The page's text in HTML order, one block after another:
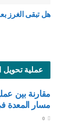
هل تبقى الغرز
عملية تحويل
مقارنة بين
مسار المعدة